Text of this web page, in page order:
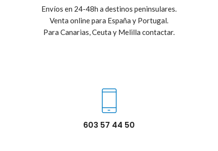
Envíos en 24-48h a destinos peninsulares.
Venta online para España y Portugal.
Para Canarias, Ceuta y Melilla contactar.
603 57 44 50